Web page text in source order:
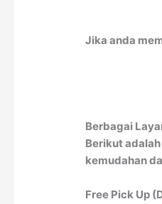
Jika anda
Berbagai
Berikut
kemudahan
Free Pick Up